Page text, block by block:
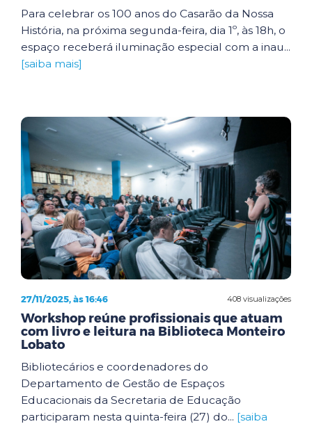
Para celebrar os 100 anos do Casarão da Nossa
História, na próxima segunda-feira, dia 1º, às 18h, o
espaço receberá iluminação especial com a inau...
[saiba mais]
408 visualizações
27/11/2025, às 16:46
Workshop reúne profissionais que atuam
com livro e leitura na Biblioteca Monteiro
Lobato
Bibliotecários e coordenadores do
Departamento de Gestão de Espaços
Educacionais da Secretaria de Educação
participaram nesta quinta-feira (27) do... [saiba